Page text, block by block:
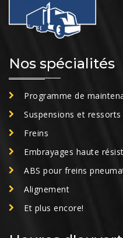
Nos spécialités
Programme de
Suspensions et ressorts
Freins
Embrayages haute
ABS pour freins
Alignement
Et plus encore!